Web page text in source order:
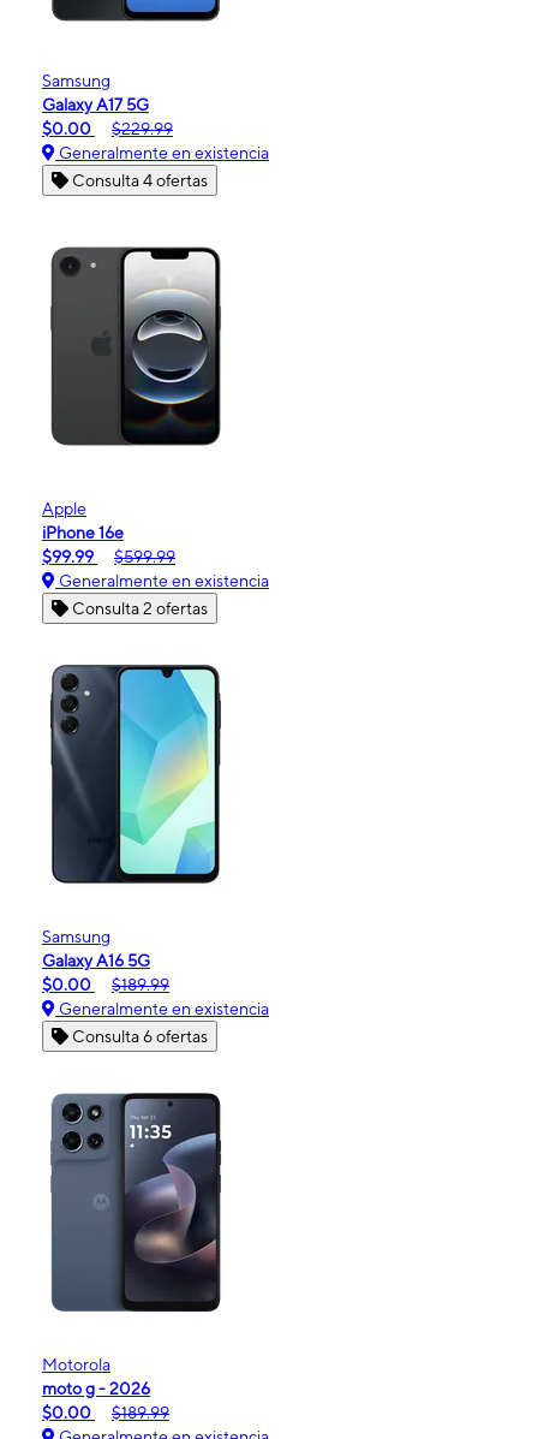
Samsung
Galaxy A17 5G
$0.00
$229.99
Generalmente en existencia
Consulta 4 ofertas
Apple
iPhone 16e
$99.99
$599.99
Generalmente en existencia
Consulta 2 ofertas
Samsung
Galaxy A16 5G
$0.00
$189.99
Generalmente en existencia
Consulta 6 ofertas
Motorola
moto g - 2026
$0.00
$189.99